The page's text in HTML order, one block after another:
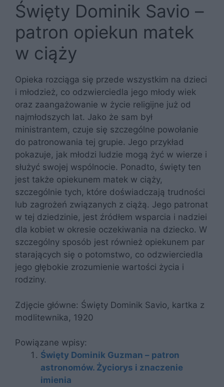
Święty Dominik Savio –
patron opiekun matek
w ciąży
Opieka rozciąga się przede wszystkim na dzieci
i młodzież, co odzwierciedla jego młody wiek
oraz zaangażowanie w życie religijne już od
najmłodszych lat. Jako że sam był
ministrantem, czuje się szczególne powołanie
do patronowania tej grupie. Jego przykład
pokazuje, jak młodzi ludzie mogą żyć w wierze i
służyć swojej wspólnocie. Ponadto, święty ten
jest także opiekunem matek w ciąży,
szczególnie tych, które doświadczają trudności
lub zagrożeń związanych z ciążą. Jego patronat
w tej dziedzinie, jest źródłem wsparcia i nadziei
dla kobiet w okresie oczekiwania na dziecko. W
szczególny sposób jest również opiekunem par
starających się o potomstwo, co odzwierciedla
jego głębokie zrozumienie wartości życia i
rodziny.
Zdjęcie główne: Święty Dominik Savio, kartka z
modlitewnika, 1920
Powiązane wpisy:
Święty Dominik Guzman – patron
astronomów. Życiorys i znaczenie
imienia